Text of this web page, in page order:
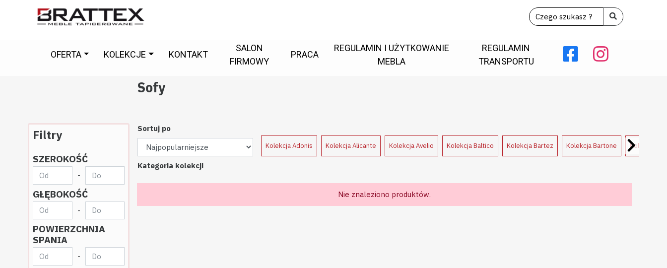
OFERTA KOLEKCJE KONTAKT
SALON
FIRMOWY
PRACA
REGULAMIN I UŻYTKOWANIE
MEBLA
REGULAMIN
TRANSPORTU
Sofy
Filtry
SZEROKOŚĆ
-
GŁĘBOKOŚĆ
-
POWIERZCHNIA
SPANIA
-
Sortuj po
Kolekcja Adonis Kolekcja Alicante Kolekcja Avelio Kolekcja Baltico Kolekcja Bartez Kolekcja Bartone Kolekcja
Kategoria kolekcji
Nie znaleziono produktów.